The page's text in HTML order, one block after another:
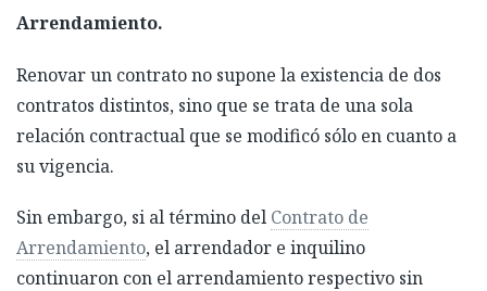
Arrendamiento.
Renovar un contrato no supone la existencia de dos
contratos distintos, sino que se trata de una sola
relación contractual que se modificó sólo en cuanto a
su vigencia.
Sin embargo, si al término del Contrato de
Arrendamiento, el arrendador e inquilino
continuaron con el arrendamiento respectivo sin